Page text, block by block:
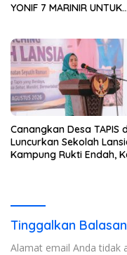
YONIF 7 MARINIR UNTUK
Canangkan Desa TAPIS
Luncurkan Sekolah
Kampung Rukti Endah,
Tinggalkan Balasan
Alamat email Anda tidak